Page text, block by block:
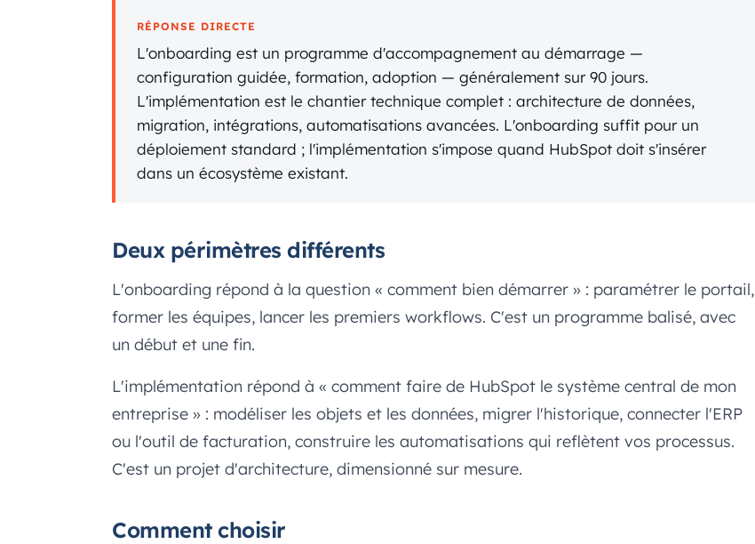
RÉPONSE DIRECTE
L'onboarding est un programme d'accompagnement au démarrage —
configuration guidée, formation, adoption — généralement sur 90 jours.
L'implémentation est le chantier technique complet : architecture de données,
migration, intégrations, automatisations avancées. L'onboarding suffit pour un
déploiement standard ; l'implémentation s'impose quand HubSpot doit s'insérer
dans un écosystème existant.
Deux périmètres différents
L'onboarding répond à la question « comment bien démarrer » : paramétrer le portail,
former les équipes, lancer les premiers workflows. C'est un programme balisé, avec
un début et une fin.
L'implémentation répond à « comment faire de HubSpot le système central de mon
entreprise » : modéliser les objets et les données, migrer l'historique, connecter l'ERP
ou l'outil de facturation, construire les automatisations qui reflètent vos processus.
C'est un projet d'architecture, dimensionné sur mesure.
Comment choisir